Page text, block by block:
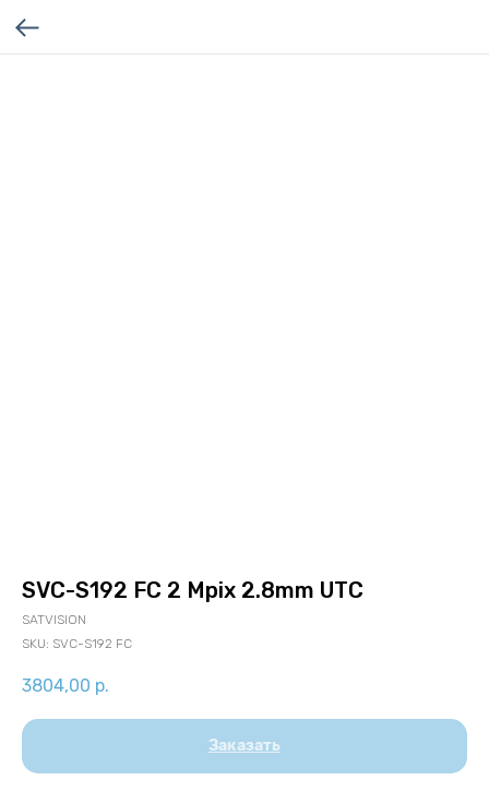
SVC-S192 FC 2 Mpix 2.8mm UTC
SATVISION
SKU: SVC-S192 FC
3804,00 р.
Заказать